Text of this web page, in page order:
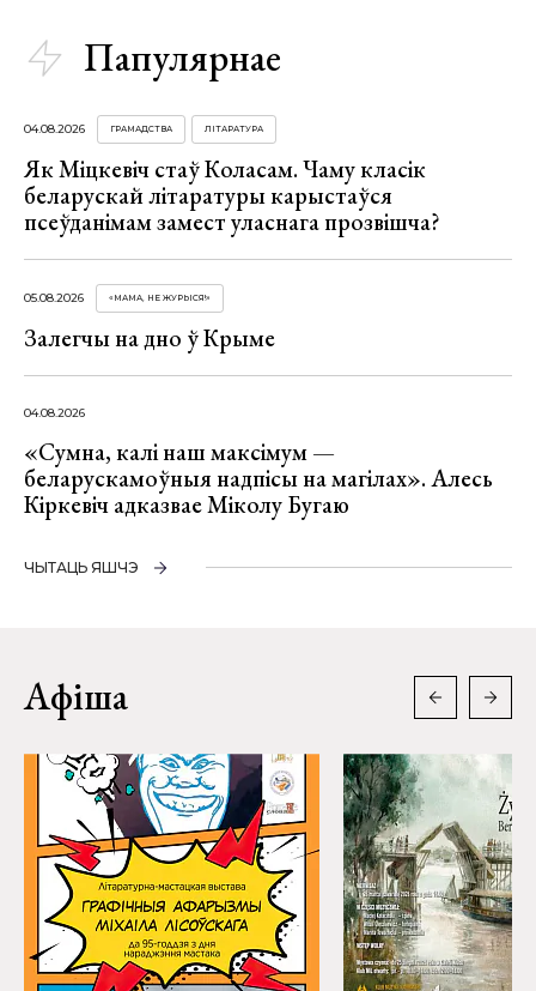
Папулярнае
04.08.2026 ГРАМАДСТВА ЛІТАРАТУРА
Як Міцкевіч стаў Коласам. Чаму класік
беларускай літаратуры карыстаўся
псеўданімам замест уласнага прозвішча?
05.08.2026 «МАМА, НЕ ЖУРЫСЯ!»
Залегчы на дно ў Крыме
04.08.2026
«Сумна, калі наш максімум —
беларускамоўныя надпісы на магілах». Алесь
Кіркевіч адказвае Міколу Бугаю
ЧЫТАЦЬ ЯШЧЭ
Афіша